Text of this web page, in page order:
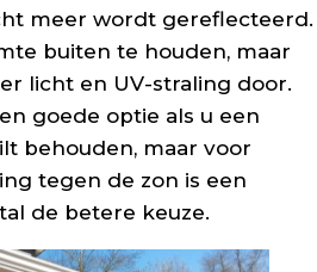
meer wordt gereflecteerd.
buiten te houden, maar
licht en UV-straling door.
goede optie als u een
behouden, maar voor
tegen de zon is een
de betere keuze.